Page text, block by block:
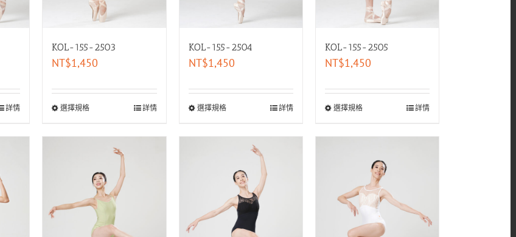
詳情
KOL-155-2503
NT$1,450
選擇規格 詳情
KOL-155-2504
NT$1,450
選擇規格 詳情
KOL-155-2505
NT$1,450
選擇規格 詳情